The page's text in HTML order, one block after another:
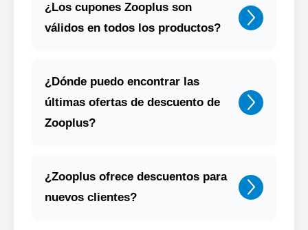
¿Los cupones Zooplus son
válidos en todos los productos?
¿Dónde puedo encontrar las
últimas ofertas de descuento de
Zooplus?
¿Zooplus ofrece descuentos para
nuevos clientes?